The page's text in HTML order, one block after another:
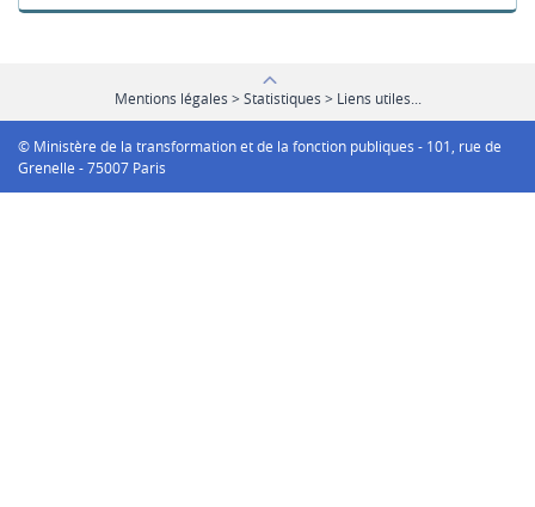
Mentions légales > Statistiques > Liens utiles...
© Ministère de la transformation et de la fonction publiques - 101, rue de
Grenelle - 75007 Paris